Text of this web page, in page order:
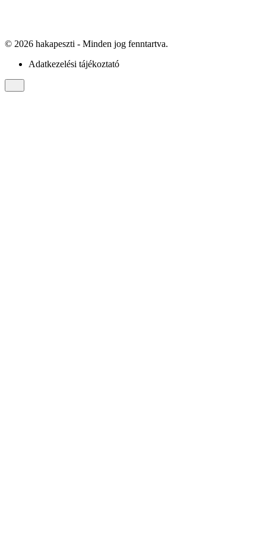
© 2026 hakapeszti - Minden jog fenntartva.
Adatkezelési tájékoztató